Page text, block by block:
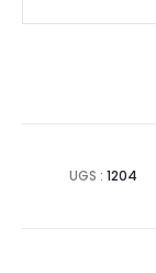
UGS : 1204